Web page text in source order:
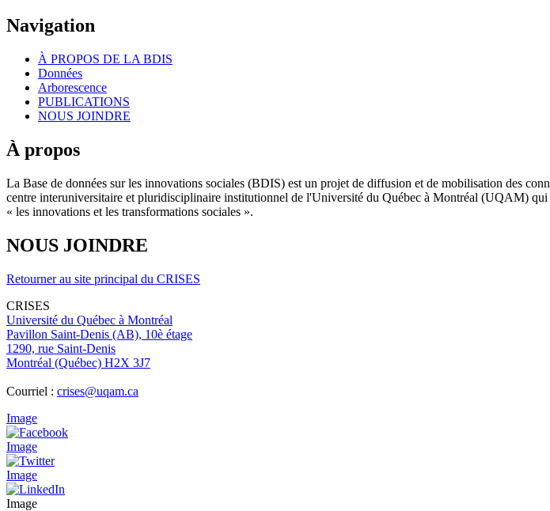
Navigation
À PROPOS DE LA BDIS
Données
Arborescence
PUBLICATIONS
NOUS JOINDRE
À propos
La Base de données sur les innovations sociales (BDIS) est un projet de diffusion et de mobilisation des
centre interuniversitaire et pluridisciplinaire institutionnel de l'Université du Québec à Montréal (UQAM)
« les innovations et les transformations sociales ».
NOUS JOINDRE
Retourner au site principal du CRISES
CRISES
Université du Québec à Montréal
Pavillon Saint-Denis (AB), 10è étage
1290, rue Saint-Denis
Montréal (Québec) H2X 3J7
Courriel : crises@uqam.ca
Image
Image
Image
Image